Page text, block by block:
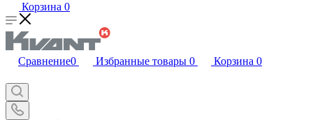
Корзина 0
Сравнение0 Избранные товары 0 Корзина 0